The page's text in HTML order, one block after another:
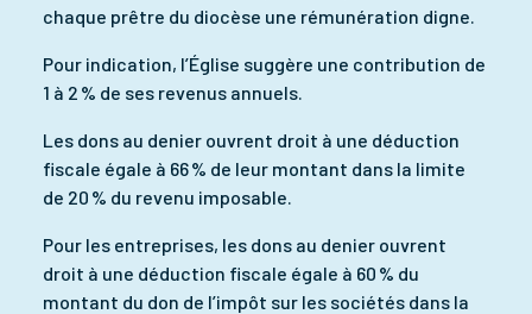
chaque prêtre du diocèse une rémunération digne.
Pour indication, l’Église suggère une contribution de
1 à 2 % de ses revenus annuels.
Les dons au denier ouvrent droit à une déduction
fiscale égale à 66 % de leur montant dans la limite
de 20 % du revenu imposable.
Pour les entreprises, les dons au denier ouvrent
droit à une déduction fiscale égale à 60 % du
montant du don de l’impôt sur les sociétés dans la